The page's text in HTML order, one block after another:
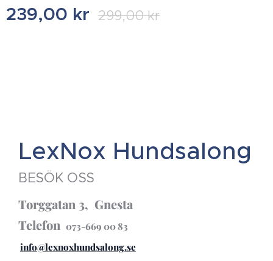
239,00 kr 299,00kr
LexNox Hundsalong
BESÖK OSS
Torggatan 3, Gnesta
Telefon 073-669 00 83
info@lexnoxhundsalong.se